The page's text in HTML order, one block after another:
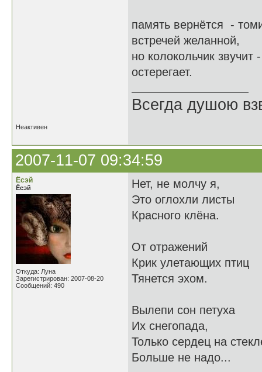
память вернётся -
встречей желанной,
но колокольчик звучит -
остерегает.
Всегда душою
Неактивен
2007-11-07 09:34:59
Ёсэй
Ёсэй
Откуда: Луна
Зарегистрирован: 2007-08-20
Сообщений: 490
Нет, не молчу я,
Это оглохли листы
Красного клёна.
От отражений
Крик улетающих птиц
Тянется эхом.
Вылепи сон петуха
Их снегопада,
Только сердец на
Больше не надо...